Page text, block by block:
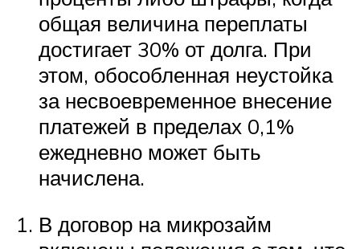
общая величина переплаты
достигает 30% от долга. При
этом, обособленная неустойка
за несвоевременное внесение
платежей в пределах 0,1%
ежедневно может быть
начислена.
В договор на микрозайм